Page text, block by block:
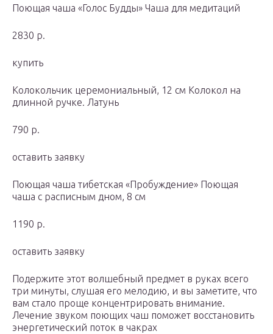
Поющая чаша «Голос Будды» Чаша для медитаций
2830 р.
купить
Колокольчик церемониальный, 12 см Колокол на
длинной ручке. Латунь
790 р.
оставить заявку
Поющая чаша тибетская «Пробуждение» Поющая
чаша с расписным дном, 8 см
1190 р.
оставить заявку
Подержите этот волшебный предмет в руках всего
три минуты, слушая его мелодию, и вы заметите, что
вам стало проще концентрировать внимание.
Лечение звуком поющих чаш поможет восстановить
энергетический поток в чакрах